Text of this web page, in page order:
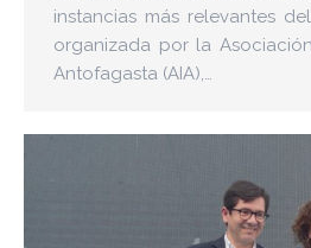
instancias más relevantes
organizada por la
Antofagasta (AIA),…